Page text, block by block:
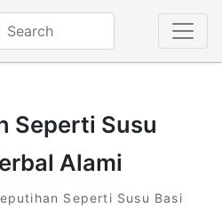
Seperti Susu
Alami
Seperti Susu Basi